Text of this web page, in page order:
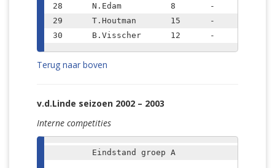
28	N.Edam		8	-	1235	(+41)
29	T.Houtman	15	-	1144	(-66)
Terug naar boven
v.d.Linde seizoen 2002 – 2003
Interne competities